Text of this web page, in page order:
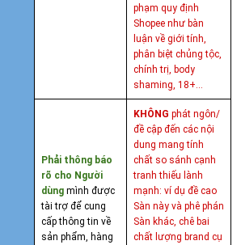
phạm quy định
Shopee như bàn
luận về giới tính,
phân biệt chủng tộc,
chính trị, body
shaming, 18+...
Phải thông báo
rõ cho Người
dùng mình được
tài trợ để cung
cấp thông tin về
sản phẩm, hàng
KHÔNG phát ngôn/
đề cập đến các nội
dung mang tính
chất so sánh cạnh
tranh thiếu lành
mạnh: ví dụ đề cao
Sàn này và phê phán
Sàn khác, chê bai
chất lượng brand cụ